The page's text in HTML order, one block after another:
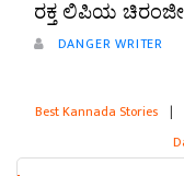
ರಕ್ತ ಲಿಪಿಯ
DANGER WRITER
Best Kannada Stories |